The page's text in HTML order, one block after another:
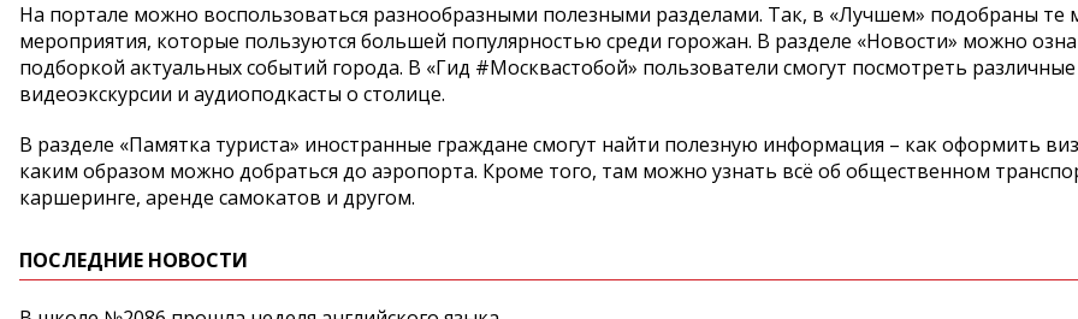
На портале можно воспользоваться разнообразными полезными разделами. Так, в «Лучшем» подобраны те
мероприятия, которые пользуются большей популярностью среди горожан. В разделе «Новости» можно
подборкой актуальных событий города. В «Гид #Москвастобой» пользователи смогут посмотреть различные
видеоэкскурсии и аудиоподкасты о столице.
В разделе «Памятка туриста» иностранные граждане смогут найти полезную информация – как оформить
каким образом можно добраться до аэропорта. Кроме того, там можно узнать всё об общественном
каршеринге, аренде самокатов и другом.
ПОСЛЕДНИЕ НОВОСТИ